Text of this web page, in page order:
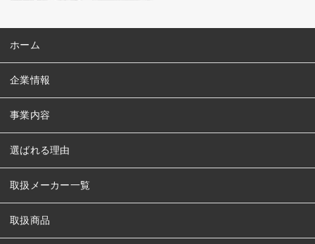
ホーム
企業情報
事業内容
選ばれる理由
取扱メーカー一覧
取扱商品